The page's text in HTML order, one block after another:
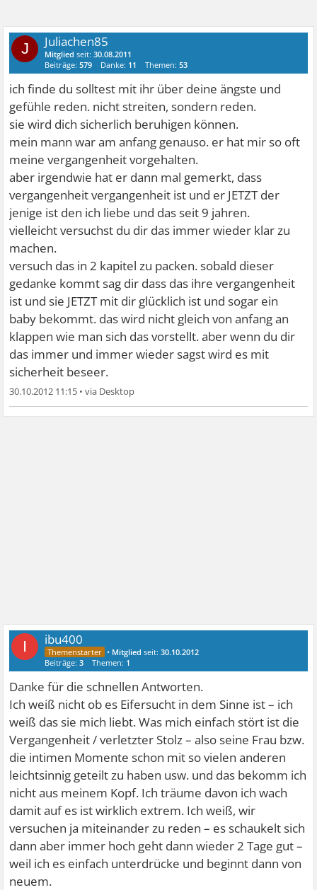
J Juliachen85
Mitglied seit:30.08.2011
Beiträge:579 Danke: 11 Themen:53
ich finde du solltest mit ihr über deine ängste und
gefühle reden. nicht streiten, sondern reden.
sie wird dich sicherlich beruhigen können.
mein mann war am anfang genauso. er hat mir so oft
meine vergangenheit vorgehalten.
aber irgendwie hat er dann mal gemerkt, dass
vergangenheit vergangenheit ist und er JETZT der
jenige ist den ich liebe und das seit 9 jahren.
vielleicht versuchst du dir das immer wieder klar zu
machen.
versuch das in 2 kapitel zu packen. sobald dieser
gedanke kommt sag dir dass das ihre vergangenheit
ist und sie JETZT mit dir glücklich ist und sogar ein
baby bekommt. das wird nicht gleich von anfang an
klappen wie man sich das vorstellt. aber wenn du dir
das immer und immer wieder sagst wird es mit
sicherheit beseer.
30.10.2012 11:15 •
I ibu400
• Mitglied seit:30.10.2012
Beiträge:3 Themen: 1
Danke für die schnellen Antworten.
Ich weiß nicht ob es Eifersucht in dem Sinne ist – ich
weiß das sie mich liebt. Was mich einfach stört ist die
Vergangenheit / verletzter Stolz – also seine Frau bzw.
die intimen Momente schon mit so vielen anderen
leichtsinnig geteilt zu haben usw. und das bekomm ich
nicht aus meinem Kopf. Ich träume davon ich wach
damit auf es ist wirklich extrem. Ich weiß, wir
versuchen ja miteinander zu reden – es schaukelt sich
dann aber immer hoch geht dann wieder 2 Tage gut –
weil ich es einfach unterdrücke und beginnt dann von
neuem.